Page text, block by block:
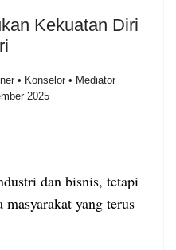
Kekuatan Diri
• Konselor • Mediator
2025
dan bisnis, tetapi
yang terus